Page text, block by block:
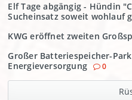
Elf Tage abgängig - Hündin
Sucheinsatz soweit wohlauf
KWG eröffnet zweiten
Großer Batteriespeicher-
Energieversorgung
0